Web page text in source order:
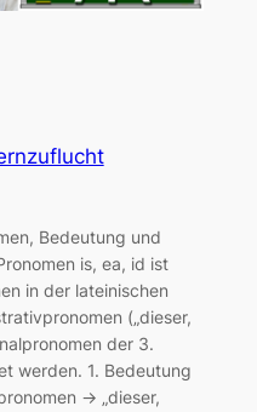
Bedeutung und
is, ea, id ist
in der lateinischen
(„dieser,
der 3.
werden. 1. Bedeutung
→ „dieser,